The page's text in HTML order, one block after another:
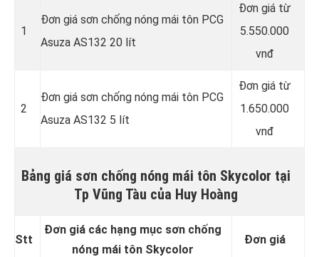
1
Đơn giá sơn chống nóng mái tôn PCG
Asuza AS132 20 lít
Đơn giá từ
5.550.000
vnđ
2
Đơn giá sơn chống nóng mái tôn PCG
Asuza AS132 5 lít
Đơn giá từ
1.650.000
vnđ
Bảng giá sơn chống nóng mái tôn Skycolor tại
Tp Vũng Tàu của Huy Hoàng
Stt
Đơn giá các hạng mục sơn chống
nóng mái tôn Skycolor
Đơn giá